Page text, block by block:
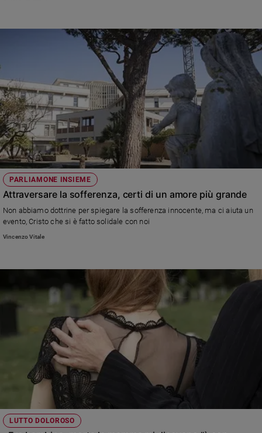
PARLIAMONE INSIEME
Attraversare la sofferenza, certi di un amore più grande
Non abbiamo dottrine per spiegare la sofferenza innocente, ma ci aiuta un
evento, Cristo che si è fatto solidale con noi
Vincenzo Vitale
LUTTO DOLOROSO